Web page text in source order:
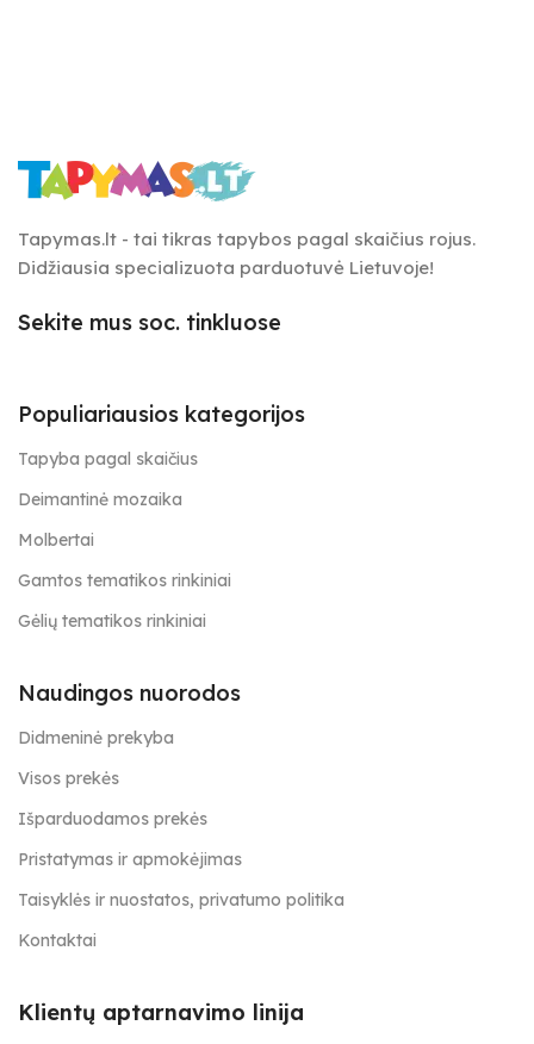
Tapymas.lt - tai tikras tapybos pagal skaičius rojus.
Didžiausia specializuota parduotuvė Lietuvoje!
Sekite mus soc. tinkluose
Populiariausios kategorijos
Tapyba pagal skaičius
Deimantinė mozaika
Molbertai
Gamtos tematikos rinkiniai
Gėlių tematikos rinkiniai
Naudingos nuorodos
Didmeninė prekyba
Visos prekės
Išparduodamos prekės
Pristatymas ir apmokėjimas
Taisyklės ir nuostatos, privatumo politika
Kontaktai
Klientų aptarnavimo linija